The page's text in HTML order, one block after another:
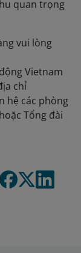
quan trọng
vui lòng
Vietnam
chỉ
hệ các phòng
Tổng đài